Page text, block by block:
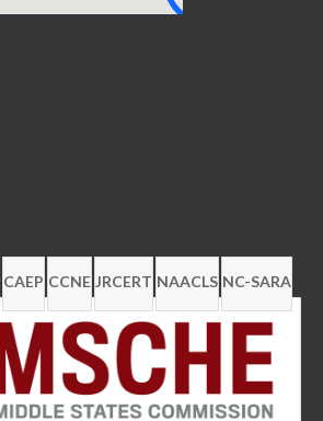
CAEP CCNE JRCERT NAACLS NC-SARA